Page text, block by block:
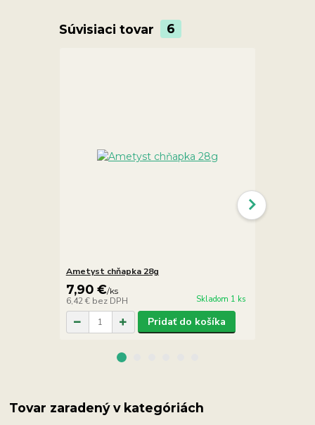
Súvisiaci tovar 6
Ametyst chňapka 28g
7,90 €/ks
6,42 € bez DPH Skladom 1 ks
Pridať do košíka
Tovar zaradený v kategóriách